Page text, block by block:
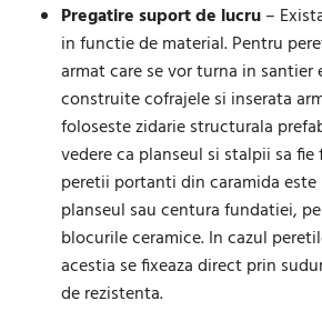
Pregatire suport de lucru–
in functie de material. Pentru
armat care se vor turna in santier
construite cofrajele si inserata
foloseste zidarie structurala
vedere ca planseul si stalpii sa
peretii portanti din caramida
planseul sau centura fundatiei,
blocurile ceramice. In cazul
acestia se fixeaza direct prin
de rezistenta.